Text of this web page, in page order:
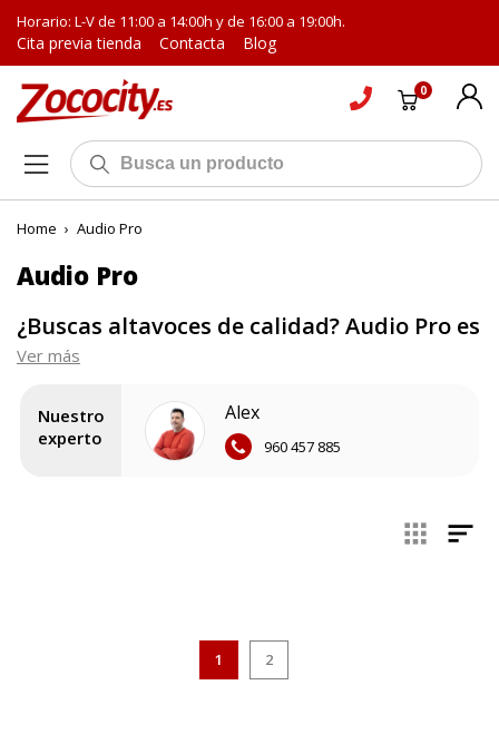
Horario: L-V de 11:00 a 14:00h y de 16:00 a 19:00h.
Cita previa tienda Contacta Blog
0
Home › Audio Pro
Audio Pro
¿Buscas altavoces de calidad? Audio Pro es
tu mejor opción
Los altavoces Audio Pro son uno de los
populares a la hora de hablar de altavoces multiroom
Este fabricante destaca por dotar a sus equipos con gran
altavoces Audio Pro? En esta sección de nuestra tienda
online puedes encontrar la opción que mejor se adapta a ti
Ver más
Nuestro
experto
Alex
960 457 885
1 2